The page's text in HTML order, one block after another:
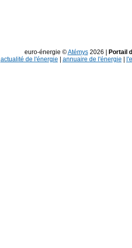
euro-énergie ©Atémys2026 |
Portail
actualité de l'énergie
annuaire de l'énergie